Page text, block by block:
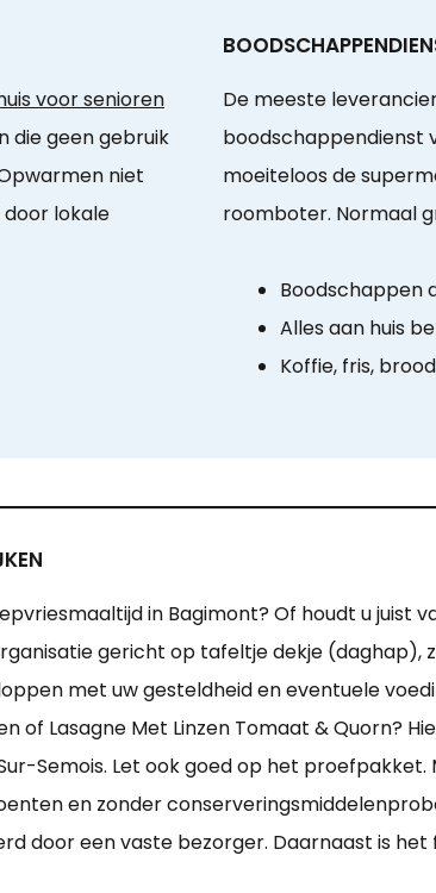
voor senioren
die geen gebruik
niet
door lokale
De meeste
boodschappendienst
moeiteloos de
roomboter. Normaal
Boodschappen
Alles aan huis
Koffie, fris,
in Bagimont? Of houdt u juist
gericht op tafeltje dekje (daghap),
met uw gesteldheid en eventuele
of Lasagne Met Linzen Tomaat & Quorn?
Semois. Let ook goed op het
en zonder
door een vaste bezorger. Daarnaast is